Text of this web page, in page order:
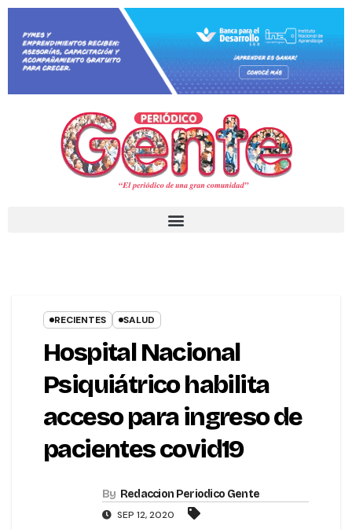
RECIENTES SALUD
Hospital Nacional
Psiquiátrico habilita
acceso para ingreso de
pacientes covid19
By Redaccion Periodico Gente
SEP 12, 2020